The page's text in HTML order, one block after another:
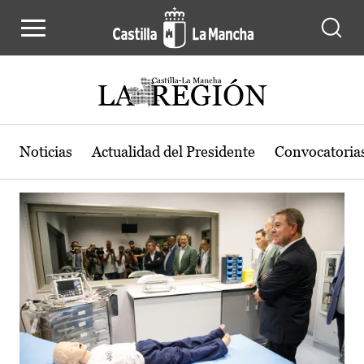
Actualidad de la región de Castilla-
Noticias Actualidad del Presidente